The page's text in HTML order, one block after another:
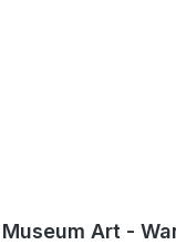
Art -